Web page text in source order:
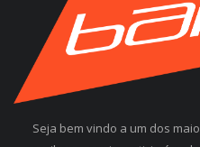
Seja bem vindo a um dos